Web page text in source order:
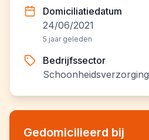
Domiciliatiedatum
24/06/2021
5 jaar geleden
Bedrijfssector
Schoonheidsverzorging
Gedomicilieerd bij